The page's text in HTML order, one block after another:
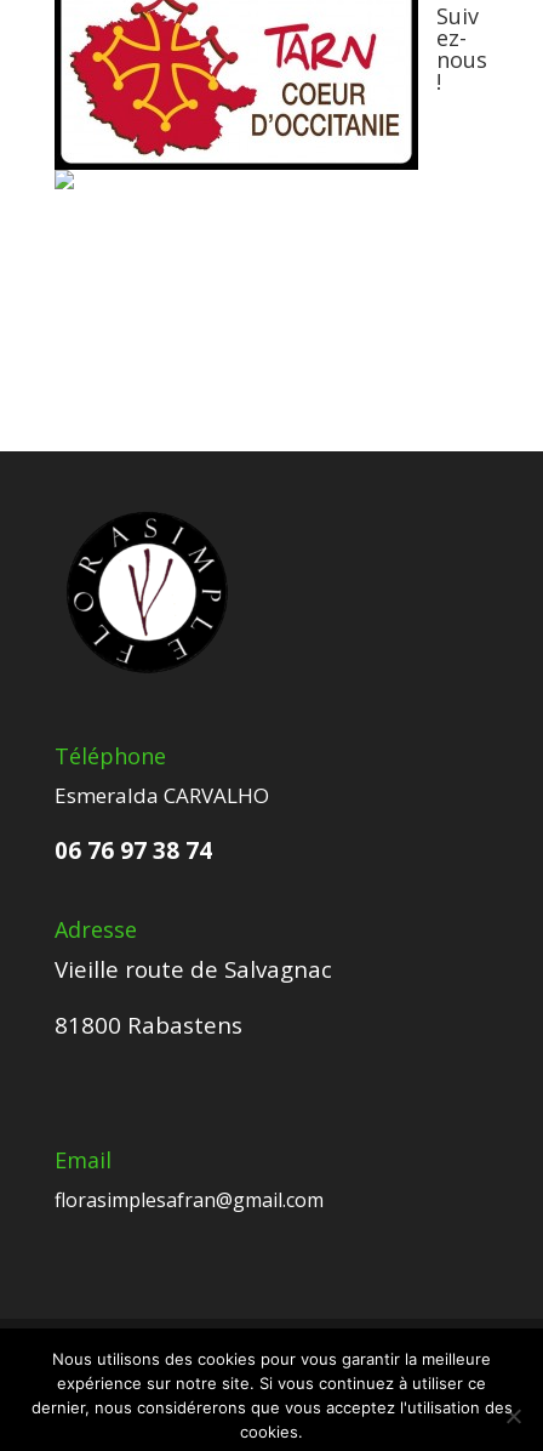
Suiv
ez-
nous
!
Téléphone
Esmeralda CARVALHO
06 76 97 38 74
Adresse
Vieille route de Salvagnac
81800 Rabastens
Email
florasimplesafran@gmail.com
Crédits Esmeralda CARVALHO - Tous droits
Mentions légales et protection
Nous utilisons des cookies pour vous garantir la meilleure
expérience sur notre site. Si vous continuez à utiliser ce
dernier, nous considérerons que vous acceptez l'utilisation des
cookies.